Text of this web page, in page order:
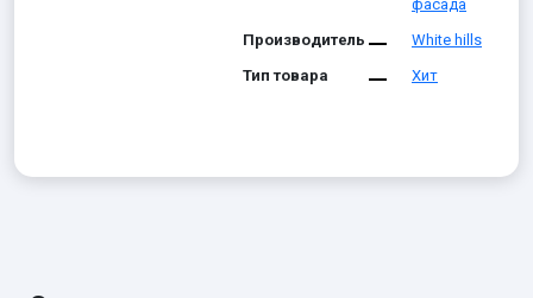
фасада
Производитель
White hills
Тип товара
Хит